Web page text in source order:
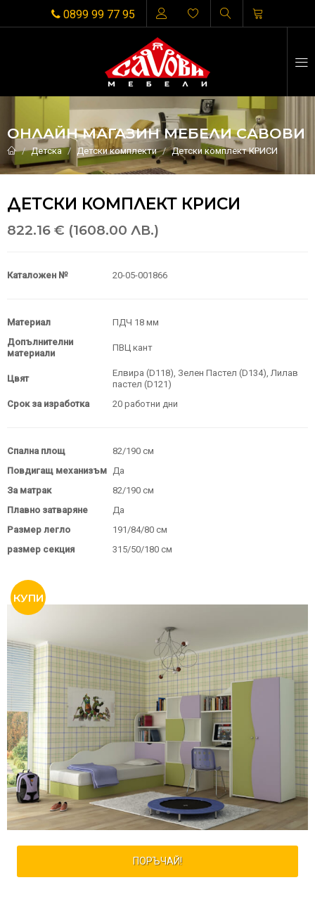
0899 99 77 95
ОНЛАЙН МАГАЗИН МЕБЕЛИ САВОВИ
Детска Детски комплекти Детски комплект КРИСИ
ДЕТСКИ КОМПЛЕКТ КРИСИ
822.16 € (1608.00 ЛВ.)
Каталожен № 20-05-001866
Материал
ПДЧ 18 мм
Допълнителни
материали
ПВЦ кант
Цвят
Елвира (D118), Зелен Пастел (D134), Лилав
пастел (D121)
Срок за изработка
20 работни дни
Спална площ
82/190 см
Повдигащ механизъм Да
За матрак
82/190 см
Плавно затваряне
Да
Размер легло
191/84/80 см
размер секция
315/50/180 см
ПОРЪЧАЙ!